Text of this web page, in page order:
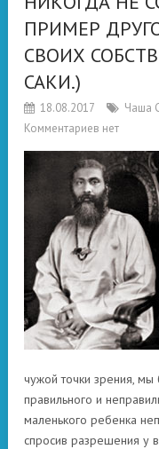
ПРИМЕР
СВОИХ
САКИ.)
18.08.2017
Чаша
Комментариев нет
чужой точки зрения,
правильного и
маленького ребенка
спросив разрешения у